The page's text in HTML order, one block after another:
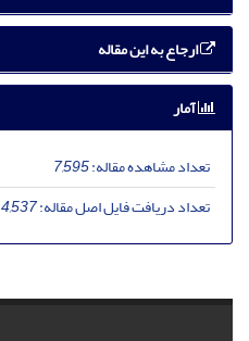
ارجاع به این مقاله
آمار
تعداد مشاهده مقاله:7,595
تعداد دریافت فایل اصل مقاله:4,537